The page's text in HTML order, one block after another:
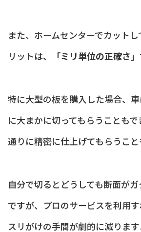
また、ホームセンターでカット
リットは、
「ミリ単位の正確さ」
特に大型の板を購入した場合、
に大まかに切ってもらうことも
通りに精密に仕上げてもらうこと
自分で切るとどうしても断面が
ですが、プロのサービスを利用
スリがけの手間が劇的に減ります